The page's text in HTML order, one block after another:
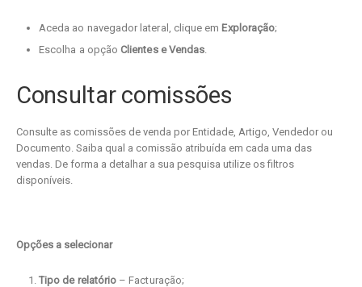
Aceda ao navegador lateral, clique em Exploração;
Escolha a opção Clientes e Vendas.
Consultar comissões
Consulte as comissões de venda por Entidade, Artigo, Vendedor ou
Documento. Saiba qual a comissão atribuída em cada uma das
vendas. De forma a detalhar a sua pesquisa utilize os filtros
disponíveis.
Opções a selecionar
Tipo de relatório – Facturação;